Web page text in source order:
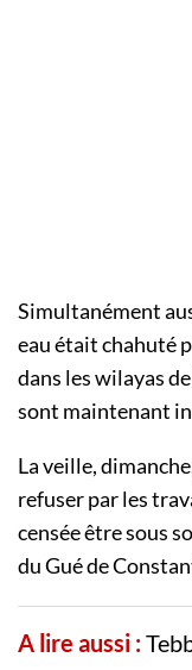
Simultanément
eau était chahuté
dans les wilayas
sont maintenant
La veille,
refuser par les
censée être sous
du Gué de
A lire aussi :